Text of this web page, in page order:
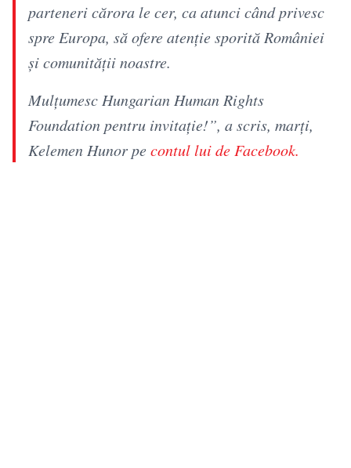
parteneri cărora le cer, ca atunci când privesc
spre Europa, să ofere atenție sporită României
și comunității noastre.
Mulțumesc Hungarian Human Rights
Foundation pentru invitație!”, a scris, marți,
Kelemen Hunor pecontul lui de Facebook.